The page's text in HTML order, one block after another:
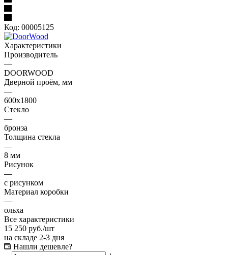
Код: 00005125
Характеристики
Производитель
—
DOORWOOD
Дверной проём, мм
—
600х1800
Стекло
—
бронза
Толщина стекла
—
8 мм
Рисунок
—
с рисунком
Материал коробки
—
ольха
Все характеристики
15 250 руб./шт
на складе 2-3 дня
Нашли дешевле?